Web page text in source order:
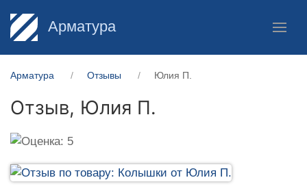
Арматура
Арматура Отзывы Юлия П.
Отзыв, Юлия П.